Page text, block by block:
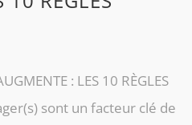
: LES 10 RÈGLES
sont un facteur clé de